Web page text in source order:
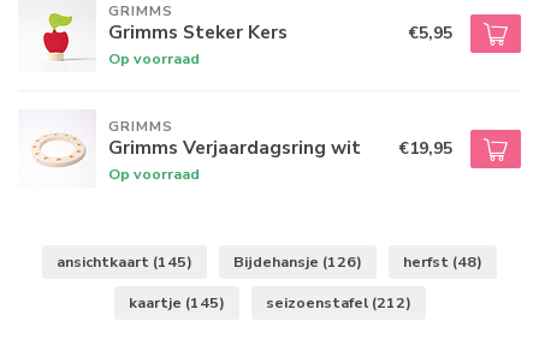
GRIMMS
Grimms Steker Kers
Op voorraad
€5,95
GRIMMS
Grimms Verjaardagsring wit
Op voorraad
€19,95
ansichtkaart (145) Bijdehansje (126) herfst (48)
kaartje (145) seizoenstafel (212)